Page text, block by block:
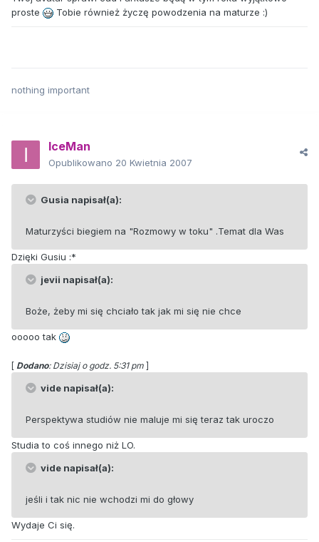
proste
Tobie również życzę powodzenia na maturze :)
nothing important
IceMan
Opublikowano 20 Kwietnia 2007
Gusia napisał(a):
Maturzyści biegiem na "Rozmowy w toku" .Temat dla Was
Dzięki Gusiu :*
jevii napisał(a):
Boże, żeby mi się chciało tak jak mi się nie chce
ooooo tak
[ Dodano: Dzisiaj o godz. 5:31 pm ]
vide napisał(a):
Perspektywa studiów nie maluje mi się teraz tak uroczo
Studia to coś innego niż LO.
vide napisał(a):
jeśli i tak nic nie wchodzi mi do głowy
Wydaje Ci się.